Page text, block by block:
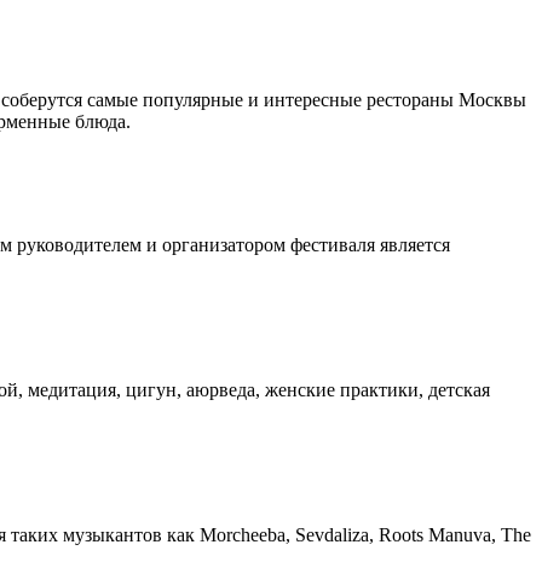
самые популярные и интересные рестораны Москвы
блюда.
и организатором фестиваля является
медитация, цигун, аюрведа, женские практики, детская
музыкантов как Morcheeba, Sevdaliza, Roots Manuva, The